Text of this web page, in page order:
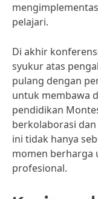
pelajari.
Di akhir
syukur atas
pulang dengan
untuk membawa
pendidikan
berkolaborasi
ini tidak hanya
momen berharga
profesional.